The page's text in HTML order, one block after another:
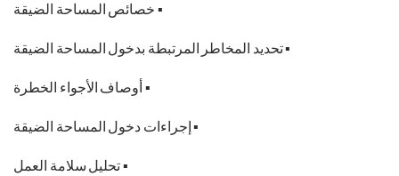
▪ خصائص المساحة الضيقة
▪تحديد المخاطر المرتبطة بدخول المساحة الضيقة
▪ أوصاف الأجواء الخطرة
▪ إجراءات دخول المساحة الضيقة
▪تحليل سلامة العمل